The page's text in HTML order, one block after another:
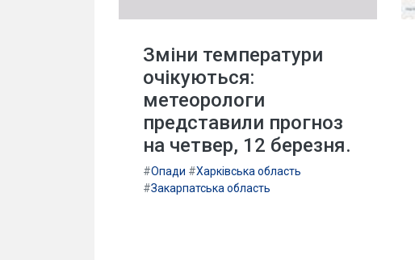
Зміни температури
очікуються:
метеорологи
представили прогноз
на четвер, 12 березня.
#Опади #Харківська область
#Закарпатська область